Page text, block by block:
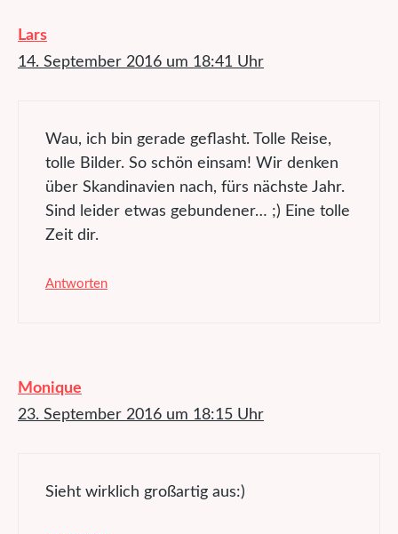
Lars
14. September 2016 um 18:41 Uhr
Wau, ich bin gerade geflasht. Tolle Reise,
tolle Bilder. So schön einsam! Wir denken
über Skandinavien nach, fürs nächste Jahr.
Sind leider etwas gebundener… ;) Eine tolle
Zeit dir.
Antworten
Monique
23. September 2016 um 18:15 Uhr
Sieht wirklich großartig aus:)